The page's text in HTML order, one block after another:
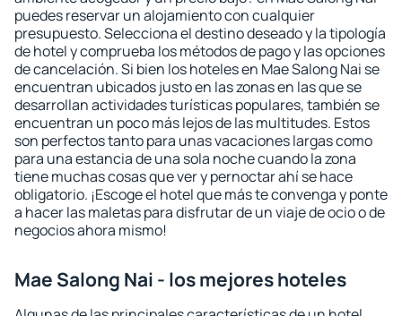
puedes reservar un alojamiento con cualquier
presupuesto. Selecciona el destino deseado y la tipología
de hotel y comprueba los métodos de pago y las opciones
de cancelación. Si bien los hoteles en Mae Salong Nai se
encuentran ubicados justo en las zonas en las que se
desarrollan actividades turísticas populares, también se
encuentran un poco más lejos de las multitudes. Estos
son perfectos tanto para unas vacaciones largas como
para una estancia de una sola noche cuando la zona
tiene muchas cosas que ver y pernoctar ahí se hace
obligatorio. ¡Escoge el hotel que más te convenga y ponte
a hacer las maletas para disfrutar de un viaje de ocio o de
negocios ahora mismo!
Mae Salong Nai - los mejores hoteles